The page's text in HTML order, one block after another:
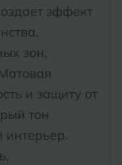
эффект
зон,
и защиту от
тон
интерьер.
Удэ